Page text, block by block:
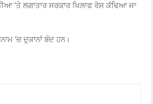
‘ਤੇ ਲਗਾਤਾਰ ਸਰਕਾਰ ਖਿਲਾਫ ਰੋਸ ਕੱਢਿਆ ਜਾ
‘ਚ ਦੁਕਾਨਾਂ ਬੰਦ ਹਨ।